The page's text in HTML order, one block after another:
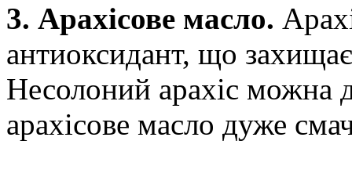
3. Арахісове масло.
антиоксидант, що
Несолоний арахіс можна
арахісове масло дуже